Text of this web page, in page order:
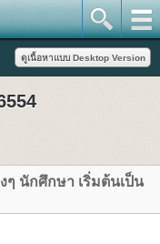
นักศึกษา เริ่มต้นเป็น